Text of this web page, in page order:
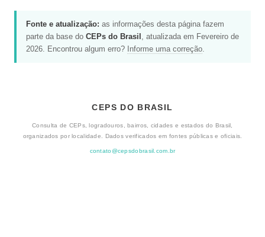
Fonte e atualização: as informações desta página fazem
parte da base do CEPs do Brasil , atualizada em Fevereiro de
2026. Encontrou algum erro? Informe uma correção.
CEPS DO BRASIL
Consulta de CEPs, logradouros, bairros, cidades e estados do Brasil,
organizados por localidade. Dados verificados em fontes públicas e oficiais.
contato@cepsdobrasil.com.br